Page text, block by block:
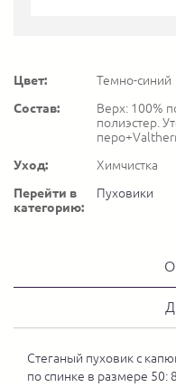
Цвет:
Темно-синий
Состав:
Верх: 100%
полиэстер.
Уход:
Химчистка
Перейти в
категорию:
Пуховики
Стеганый пуховик с
по спинке в размере 50: